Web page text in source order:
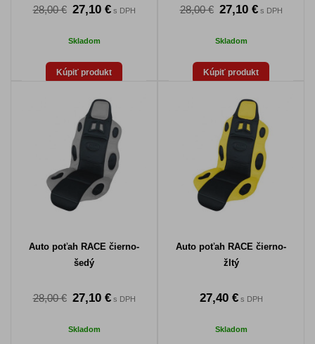
28,00 € 27,10 €s DPH
Skladom
Kúpiť produkt
28,00 € 27,10 €s DPH
Skladom
Kúpiť produkt
Auto poťah RACE čierno-
šedý
28,00 € 27,10 €s DPH
Skladom
Auto poťah RACE čierno-
žltý
27,40 €s DPH
Skladom